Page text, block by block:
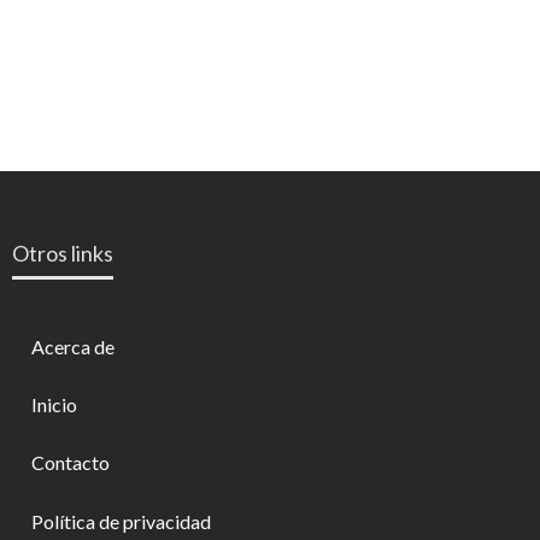
Otros links
Acerca de
Inicio
Contacto
Política de privacidad